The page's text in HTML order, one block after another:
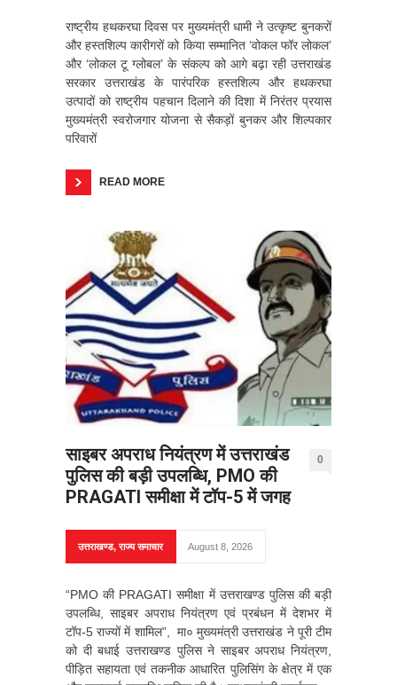
राष्ट्रीय हथकरघा दिवस पर मुख्यमंत्री धामी ने उत्कृष्ट बुनकरों
और हस्तशिल्प कारीगरों को किया सम्मानित ‘वोकल फॉर लोकल’
और ‘लोकल टू ग्लोबल’ के संकल्प को आगे बढ़ा रही उत्तराखंड
सरकार उत्तराखंड के पारंपरिक हस्तशिल्प और हथकरघा
उत्पादों को राष्ट्रीय पहचान दिलाने की दिशा में निरंतर प्रयास
मुख्यमंत्री स्वरोजगार योजना से सैकड़ों बुनकर और शिल्पकार
परिवारों
READ MORE
साइबर अपराध नियंत्रण में उत्तराखंड
पुलिस की बड़ी उपलब्धि, PMO की
PRAGATI समीक्षा में टॉप-5 में जगह
0
उत्तराखण्ड,राज्य समाचार August 8, 2026
“PMO की PRAGATI समीक्षा में उत्तराखण्ड पुलिस की बड़ी
उपलब्धि, साइबर अपराध नियंत्रण एवं प्रबंधन में देशभर में
टॉप-5 राज्यों में शामिल”, मा० मुख्यमंत्री उत्तराखंड ने पूरी टीम
को दी बधाई उत्तराखण्ड पुलिस ने साइबर अपराध नियंत्रण,
पीड़ित सहायता एवं तकनीक आधारित पुलिसिंग के क्षेत्र में एक